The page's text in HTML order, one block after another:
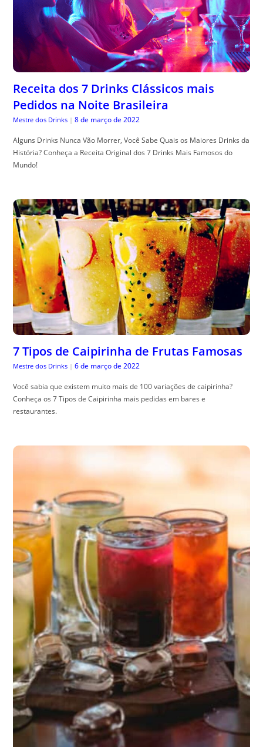
Receita dos 7 Drinks Clássicos mais
Pedidos na Noite Brasileira
Mestre dos Drinks | 8 de março de 2022
Alguns Drinks Nunca Vão Morrer, Você Sabe Quais os Maiores Drinks da
História? Conheça a Receita Original dos 7 Drinks Mais Famosos do
Mundo!
7 Tipos de Caipirinha de Frutas Famosas
Mestre dos Drinks | 6 de março de 2022
Você sabia que existem muito mais de 100 variações de caipirinha?
Conheça os 7 Tipos de Caipirinha mais pedidas em bares e
restaurantes.